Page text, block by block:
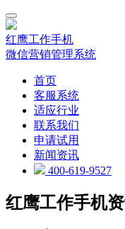
红鹰工作手机
微信营销管理系统
首页
客服系统
适应行业
联系我们
申请试用
新闻资讯
400-619-9527
红鹰工作手机